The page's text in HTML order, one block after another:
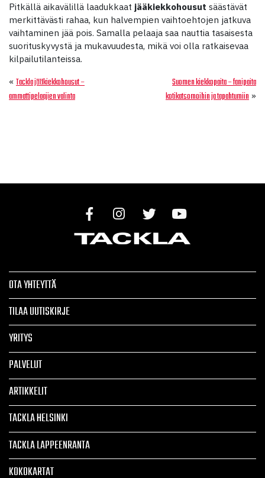
Pitkällä aikavälillä laadukkaat jääkiekkohousut säästävät
merkittävästi rahaa, kun halvempien vaihtoehtojen jatkuva
vaihtaminen jää pois. Samalla pelaaja saa nauttia tasaisesta
suorituskyvystä ja mukavuudesta, mikä voi olla ratkaisevaa
kilpailutilanteissa.
« Tackla jääkiekkohousut –
ammattipelaajien valinta
Suomen kiekkopaita – fanipaita
kotikatsomoihin ja tapahtumiin »
OTA YHTEYTTÄ
TILAA UUTISKIRJE
YRITYS
PALVELUT
ARTIKKELIT
TACKLA HELSINKI
TACKLA LAPPEENRANTA
KOKOKARTAT